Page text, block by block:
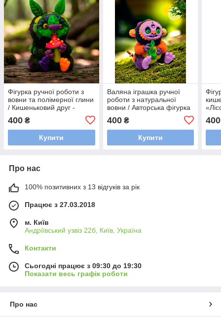
Фігурка ручної роботи з
вовни та полімерної глини
/ Кишеньковий друг -
талісман-оберіг для дому
400 ₴
Купити
Валяна іграшка ручної
роботи з натуральної
вовни / Авторська фігурка
для інтер'єру, в подарунок
400₴
Купити
400
Про нас
100% позитивних з 13 відгуків за рік
Працює з 27.03.2018
м. Київ
Андріївський узвіз 22б, Київ, Україна
Контакти
Сьогодні працює з 09:30 до 19:30
Показати весь графік роботи
Про нас